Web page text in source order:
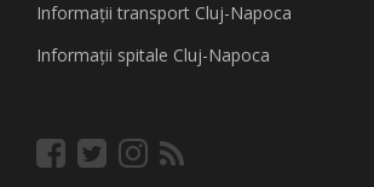
Informaţii transport Cluj-Napoca
Informaţii spitale Cluj-Napoca